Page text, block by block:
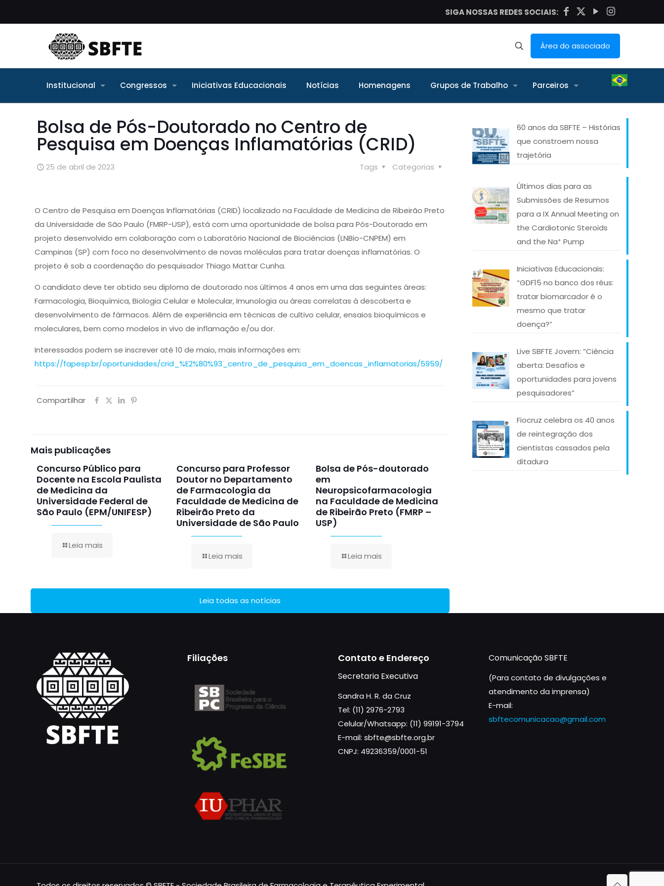
SIGA NOSSAS REDES SOCIAIS:
Área do associado
Institucional Congressos Iniciativas Educacionais Notícias Homenagens Grupos de Trabalho Parceiros
Bolsa de Pós-Doutorado no Centro de
Pesquisa em Doenças Inflamatórias (CRID)
25 de abril de 2023 Categorias
Tags
O Centro de Pesquisa em Doenças Inflamatórias (CRID) localizado na Faculdade de Medicina de Ribeirão Preto
da Universidade de São Paulo (FMRP-USP), está com uma oportunidade de bolsa para Pós-Doutorado em
projeto desenvolvido em colaboração com o Laboratório Nacional de Biociências (LNBio-CNPEM) em
Campinas (SP) com foco no desenvolvimento de novas moléculas para tratar doenças inflamatórias.O
projeto é sob a coordenação do pesquisador Thiago Mattar Cunha.
O candidato deve ter obtido seu diploma de doutorado nos últimos 4 anos em uma das seguintes áreas:
Farmacologia, Bioquímica, Biologia Celular e Molecular, Imunologia ou áreas correlatas à descoberta e
desenvolvimento de fármacos. Além de experiência em técnicas de cultivo celular, ensaios bioquímicos e
moleculares, bem como modelos in vivo de inflamação e/ou dor.
Interessados podem se inscrever até 10 de maio, mais informações em:
https://fapesp.br/oportunidades/crid_%E2%80%93_centro_de_pesquisa_em_doencas_inflamatorias/5959/
Compartilhar
Mais publicações
Concurso Público para
Docente na Escola Paulista
de Medicina da
Universidade Federal de
São Paulo (EPM/UNIFESP)
Leia mais
Concurso para Professor
Doutor no Departamento
de Farmacologia da
Faculdade de Medicina de
Ribeirão Preto da
Universidade de São Paulo
Leia mais
Bolsa de Pós-doutorado
em
Neuropsicofarmacologia
na Faculdade de Medicina
de Ribeirão Preto (FMRP –
USP)
Leia mais
Leia todas as notícias
60 anos da SBFTE – Histórias
que constroem nossa
trajetória
Últimos dias para as
Submissões de Resumos
para a IX Annual Meeting on
the Cardiotonic Steroids
and the Na⁺ Pump
Iniciativas Educacionais:
“GDF15 no banco dos réus:
tratar biomarcador é o
mesmo que tratar
doença?”
Live SBFTE Jovem: “Ciência
aberta: Desafios e
oportunidades para jovens
pesquisadores”
Fiocruz celebra os 40 anos
de reintegração dos
cientistas cassados pela
ditadura
Filiações Contato e Endereço
Secretaria Executiva
Sandra H. R. da Cruz
Tel: (11) 2976-2793
Celular/Whatsapp: (11) 99191-3794
E-mail: sbfte@sbfte.org.br
CNPJ: 49236359/0001-51
Comunicação SBFTE
(Para contato de divulgações e
atendimento da imprensa)
E-mail:
sbftecomunicacao@gmail.com